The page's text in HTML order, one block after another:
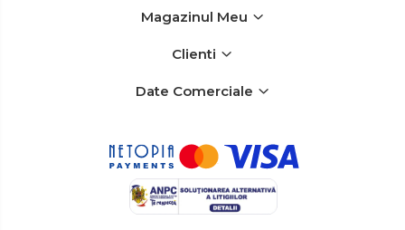
Magazinul Meu
Clienti
Date Comerciale